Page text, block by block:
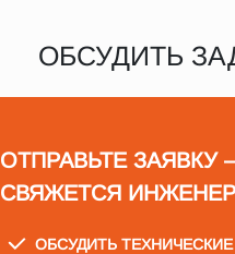
ОБСУДИТЬ
ОТПРАВЬТЕ ЗАЯВКУ
СВЯЖЕТСЯ
ОБСУДИТЬ